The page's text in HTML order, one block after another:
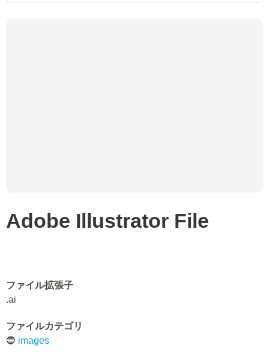
Adobe Illustrator File
ファイル拡張子
.ai
ファイルカテゴリ
🔵 images